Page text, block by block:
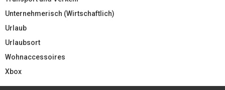
Unternehmerisch (Wirtschaftlich)
Urlaub
Urlaubsort
Wohnaccessoires
Xbox